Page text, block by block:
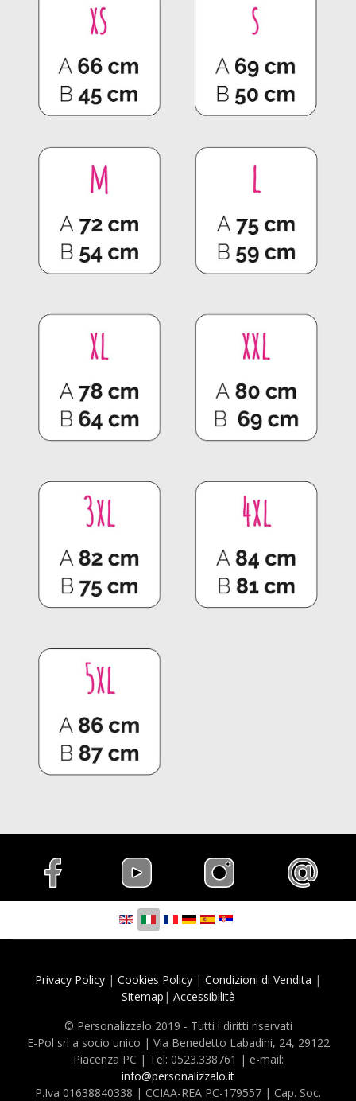
Seleziona la tua lingua
Privacy Policy | Cookies Policy | Condizioni di Vendita |
Sitemap | Accessibilità
© Personalizzalo 2019 - Tutti i diritti riservati
E-Pol srl a socio unico | Via Benedetto Labadini, 24, 29122
Piacenza PC | Tel: 0523.338761 | e-mail:
info@personalizzalo.it
P.Iva 01638840338 | CCIAA-REA PC-179557 | Cap. Soc.